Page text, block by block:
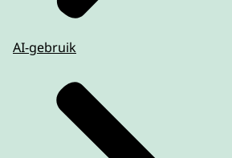
AI-gebruik